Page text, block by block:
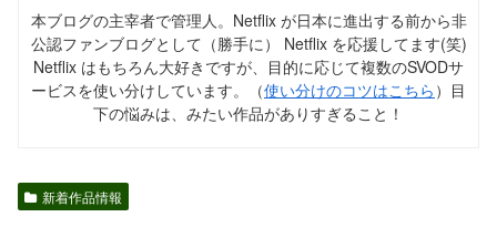
本ブログの主宰者で管理人。Netflix が日本に進出する前から非
公認ファンブログとして（勝手に） Netflix を応援してます(笑)
Netflix はもちろん大好きですが、目的に応じて複数のSVODサ
ービスを使い分けしています。（使い分けのコツはこちら ）目
下の悩みは、みたい作品がありすぎること！
新着作品情報